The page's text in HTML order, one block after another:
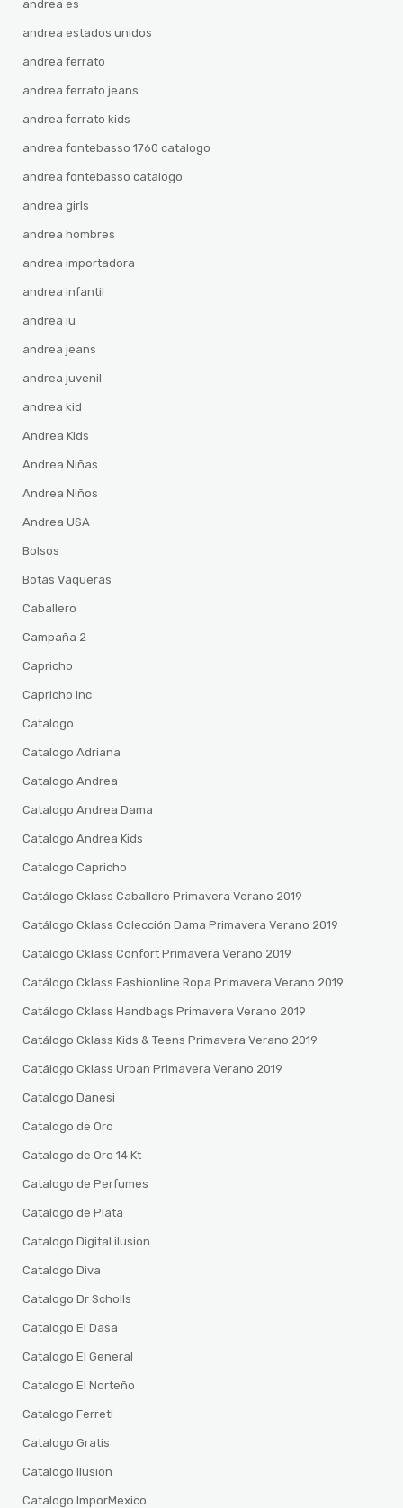
andrea es
andrea estados unidos
andrea ferrato
andrea ferrato jeans
andrea ferrato kids
andrea fontebasso 1760 catalogo
andrea fontebasso catalogo
andrea girls
andrea hombres
andrea importadora
andrea infantil
andrea iu
andrea jeans
andrea juvenil
andrea kid
Andrea Kids
Andrea Niñas
Andrea Niños
Andrea USA
Bolsos
Botas Vaqueras
Caballero
Campaña 2
Capricho
Capricho Inc
Catalogo
Catalogo Adriana
Catalogo Andrea
Catalogo Andrea Dama
Catalogo Andrea Kids
Catalogo Capricho
Catálogo Cklass Caballero Primavera Verano 2019
Catálogo Cklass Colección Dama Primavera Verano 2019
Catálogo Cklass Confort Primavera Verano 2019
Catálogo Cklass Fashionline Ropa Primavera Verano 2019
Catálogo Cklass Handbags Primavera Verano 2019
Catálogo Cklass Kids & Teens Primavera Verano 2019
Catálogo Cklass Urban Primavera Verano 2019
Catalogo Danesi
Catalogo de Oro
Catalogo de Oro 14 Kt
Catalogo de Perfumes
Catalogo de Plata
Catalogo Digital ilusion
Catalogo Diva
Catalogo Dr Scholls
Catalogo El Dasa
Catalogo El General
Catalogo El Norteño
Catalogo Ferreti
Catalogo Gratis
Catalogo Ilusion
Catalogo ImporMexico